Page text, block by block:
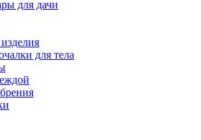
для дачи
для тела